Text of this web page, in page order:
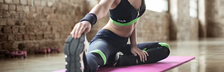
の
方
へ
ラ
ン
の
声
あ
る
レ
ー
ブ
ロ